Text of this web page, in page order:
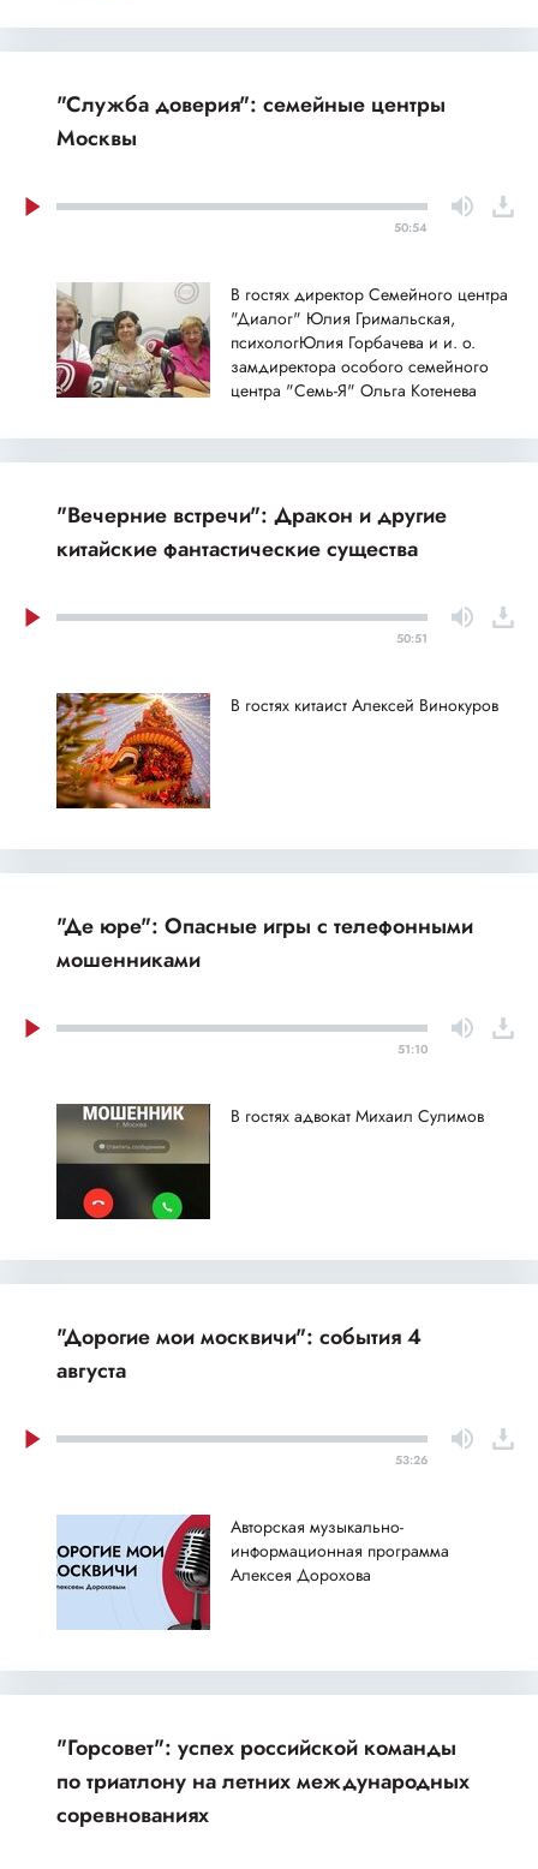
"Служба доверия": семейные центры
Москвы
50:54
В гостях директор Семейного центра
"Диалог" Юлия Гримальская,
психологЮлия Горбачева и и. о.
замдиректора особого семейного
центра "Семь-Я" Ольга Котенева
"Вечерние встречи": Дракон и другие
китайские фантастические существа
50:51
В гостях китаист Алексей Винокуров
"Де юре": Опасные игры с телефонными
мошенниками
51:10
В гостях адвокат Михаил Сулимов
"Дорогие мои москвичи": события 4
августа
53:26
Авторская музыкально-
информационная программа
Алексея Дорохова
"Горсовет": успех российской команды
по триатлону на летних международных
соревнованиях